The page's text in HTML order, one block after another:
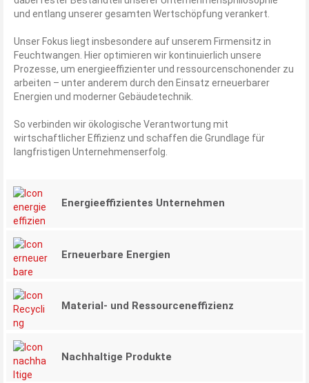
und entlang unserer gesamten Wertschöpfung verankert.
Unser Fokus liegt insbesondere auf unserem Firmensitz in
Feuchtwangen. Hier optimieren wir kontinuierlich unsere
Prozesse, um energieeffizienter und ressourcenschonender zu
arbeiten – unter anderem durch den Einsatz erneuerbarer
Energien und moderner Gebäudetechnik.
So verbinden wir ökologische Verantwortung mit
wirtschaftlicher Effizienz und schaffen die Grundlage für
langfristigen Unternehmenserfolg.
Energieeffizientes Unternehmen
Erneuerbare Energien
Material- und Ressourceneffizienz
Nachhaltige Produkte